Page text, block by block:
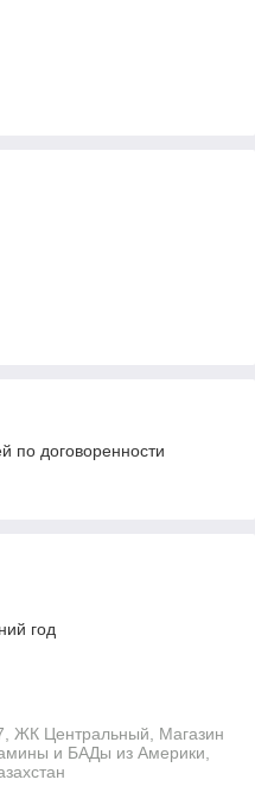
по договоренности
год
ЖК Центральный, Магазин
и БАДы из Америки,